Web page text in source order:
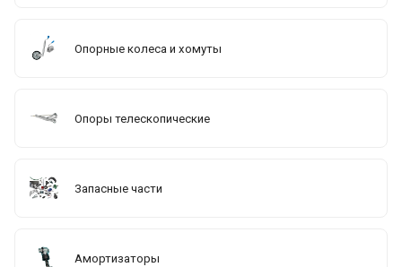
Опорные колеса и хомуты
Опоры телескопические
Запасные части
Амортизаторы